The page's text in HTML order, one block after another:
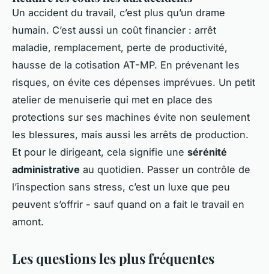
Un accident du travail, c’est plus qu’un drame
humain. C’est aussi un coût financier : arrêt
maladie, remplacement, perte de productivité,
hausse de la cotisation AT-MP. En prévenant les
risques, on évite ces dépenses imprévues. Un petit
atelier de menuiserie qui met en place des
protections sur ses machines évite non seulement
les blessures, mais aussi les arrêts de production.
Et pour le dirigeant, cela signifie une sérénité
administrative au quotidien. Passer un contrôle de
l’inspection sans stress, c’est un luxe que peu
peuvent s’offrir - sauf quand on a fait le travail en
amont.
Les questions les plus fréquentes